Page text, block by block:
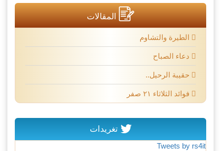
المقالات
الطيرة والتشاوم
دعاء الصباح
حقيبة الرحيل..
فوائد الثلاثاء ٢١ صفر
تغريدات
Tweets by rs4it